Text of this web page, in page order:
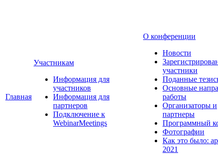
Главная
Участникам
Информация для
участников
Информация для
партнеров
Подключение к
WebinarMeetings
О конференции
Новости
участники
Поданные
Основные
работы
Организаторы и
партнеры
Программный
Фотографии
Как это было:
2021